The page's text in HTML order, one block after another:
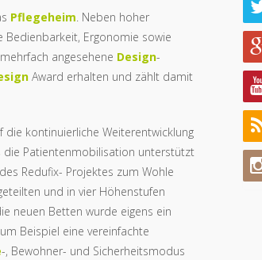
Pflegeheim. Neben hoher
Ergonomie sowie
mehrfach angesehene Design-
Award erhalten und zählt damit
kontinuierliche Weiterentwicklung
die Patientenmobilisation unterstützt
Redufix- Projektes zum Wohle
und in vier Höhenstufen
neuen Betten wurde eigens ein
Beispiel eine vereinfachte
-, Bewohner- und Sicherheitsmodus